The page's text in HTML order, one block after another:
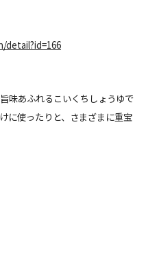
味あふれるこいくちしょうゆで
に使ったりと、さまざまに重宝